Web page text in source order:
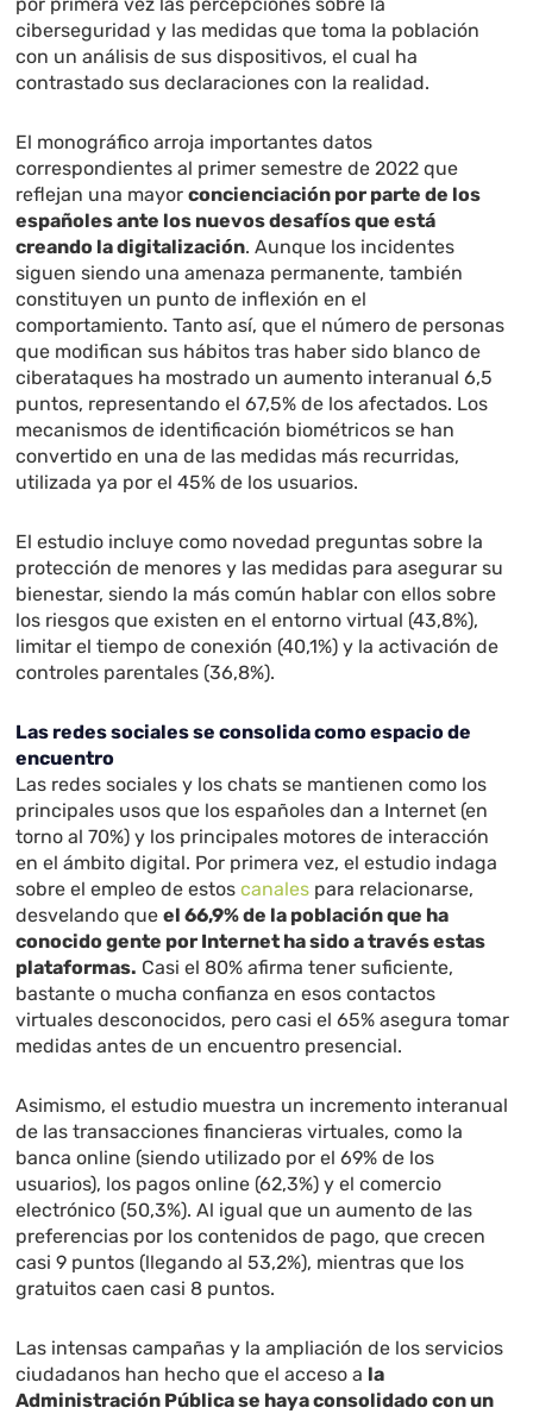
ciberseguridad y las medidas que toma la población
con un análisis de sus dispositivos, el cual ha
contrastado sus declaraciones con la realidad.
El monográfico arroja importantes datos
correspondientes al primer semestre de 2022 que
reflejan una mayorconcienciación por parte de los
españoles ante los nuevos desafíos que está
creando la digitalización. Aunque los incidentes
siguen siendo una amenaza permanente, también
constituyen un punto de inflexión en el
comportamiento. Tanto así, que el número de personas
que modifican sus hábitos tras haber sido blanco de
ciberataques ha mostrado un aumento interanual 6,5
puntos, representando el 67,5% de los afectados. Los
mecanismos de identificación biométricos se han
convertido en una de las medidas más recurridas,
utilizada ya por el 45% de los usuarios.
El estudio incluye como novedad preguntas sobre la
protección de menores y las medidas para asegurar su
bienestar, siendo la más común hablar con ellos sobre
los riesgos que existen en el entorno virtual (43,8%),
limitar el tiempo de conexión (40,1%) y la activación de
controles parentales (36,8%).
Las redes sociales se consolida como espacio de
encuentro
Las redes sociales y los chats se mantienen como los
principales usos que los españoles dan a Internet (en
torno al 70%) y los principales motores de interacción
en el ámbito digital. Por primera vez, el estudio indaga
sobre el empleo de estoscanales para relacionarse,
desvelando queel 66,9% de la población que ha
conocido gente por Internet ha sido a través estas
plataformas. Casi el 80% afirma tener suficiente,
bastante o mucha confianza en esos contactos
virtuales desconocidos, pero casi el 65% asegura tomar
medidas antes de un encuentro presencial.
Asimismo, el estudio muestra un incremento interanual
de las transacciones financieras virtuales, como la
banca online (siendo utilizado por el 69% de los
usuarios), los pagos online (62,3%) y el comercio
electrónico (50,3%). Al igual que un aumento de las
preferencias por los contenidos de pago, que crecen
casi 9 puntos (llegando al 53,2%), mientras que los
gratuitos caen casi 8 puntos.
Las intensas campañas y la ampliación de los servicios
ciudadanos han hecho que el acceso a la
Administración Pública se haya consolidado con un